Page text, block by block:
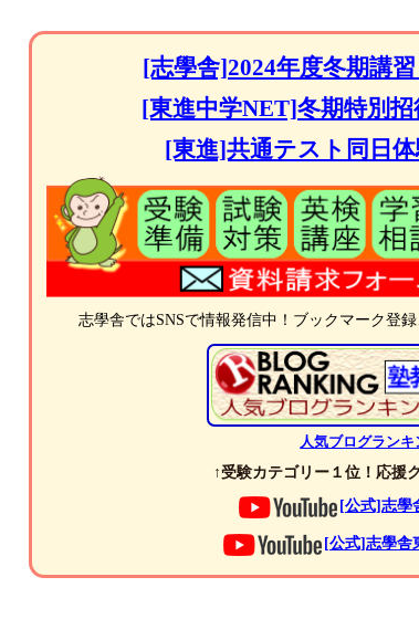
[志學舎]2024年度冬期講
[東進中学NET]冬期特別招
[東進]共通テスト同日体
志學舎ではSNSで情報発信中！ブックマーク登
人気ブログランキ
↑受験カテゴリー１位！応援
[公式]志學
[公式]志學舎